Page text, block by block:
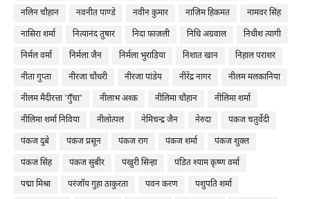
नलिन चौहान
नवनीत पाण्डे नवीन कुमार नाज़िम हिकमत
नामवर सिंह
नासिरा शर्मा
नित्यानंद तुषार निदा फ़ाज़ली निधि अग्रवाल
निधीश त्यागी
निर्मल वर्मा
निर्मला जैन निर्मला भुराड़िया निशात खान
निहाल पराशर
नीता गुप्ता
नीरजा चौधरी नीरजा पांडेय नीरेंद्र नागर
नीलम मलकानिया
नीलम मैदीरत्ता 'गुँचा'
नीलाभ अश्क नीलिमा चौहान
नीलिमा शर्मा
नीलिमा शर्मा निविया
नीलोत्पल नेमिचन्द्र जैन नेरुदा
पंकज चतुर्वेदी
पंकज दुबे
पंकज प्रसून पंकज राग पंकज शर्मा
पंकज शुक्ल
पंकज सिंह
पंकज सुबीर पंखुरी सिन्हा
पंडित श्याम कृष्ण वर्मा
पद्मा मिश्रा
परंजॉय गुहा ठाकुरता पवन करण
पशुपति शर्मा